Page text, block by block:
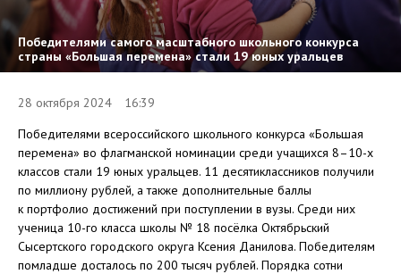
Победителями самого масштабного школьного конкурса
страны «Большая перемена» стали 19 юных уральцев
28 октября 2024 16:39
Победителями всероссийского школьного конкурса «Большая
перемена» во флагманской номинации среди учащихся 8–10-х
классов стали 19 юных уральцев. 11 десятиклассников получили
по миллиону рублей, а также дополнительные баллы
к портфолио достижений при поступлении в вузы. Среди них
ученица 10-го класса школы № 18 посёлка Октябрьский
Сысертского городского округа Ксения Данилова. Победителям
помладше досталось по 200 тысяч рублей. Порядка сотни